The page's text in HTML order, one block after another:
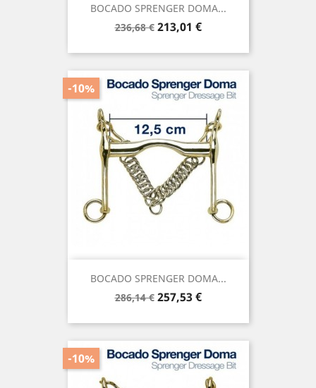
BOCADO SPRENGER DOMA...
Precio
236,68 € Precio
213,01 €
BOCADO SPRENGER DOMA...
Precio
286,14 €
-10%
Precio
257,53 €
-10%